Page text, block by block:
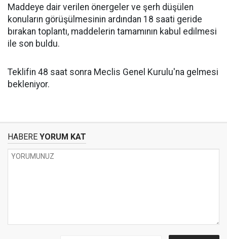
Maddeye dair verilen önergeler ve şerh düşülen
konuların görüşülmesinin ardından 18 saati geride
bırakan toplantı, maddelerin tamamının kabul edilmesi
ile son buldu.
Teklifin 48 saat sonra Meclis Genel Kurulu'na gelmesi
bekleniyor.
HABERE YORUM KAT